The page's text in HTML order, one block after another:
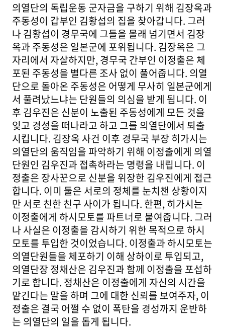
의열단의 독립운동 군자금을 구하기 위해 김장옥과
주동성이 갑부인 김황섭의 집을 찾아갑니다. 그러
나 김황섭이 경무국에 그들을 몰래 넘기면서 김장
옥과 주동성은 일본군에 포위됩니다. 김장옥은 그
자리에서 자살하지만, 경무국 간부인 이정출은 체
포된 주동성을 별다른 조사 없이 풀어줍니다. 의열
단으로 돌아온 주동성은 어떻게 무사히 일본군에게
서 풀려났느냐는 단원들의 의심을 받게 됩니다. 이
후 김우진은 신분이 노출된 주동성에게 모든 것을
잊고 경성을 떠나라고 하고 그를 의열단에서 퇴출
시킵니다. 김장옥 사건 이후 경무국 부장 히가시는
의열단의 움직임을 파악하기 위해 이정출에게 의열
단원인 김우진과 접촉하라는 명령을 내립니다. 이
정출은 장사꾼으로 신분을 위장한 김우진에게 접근
합니다. 이미 둘은 서로의 정체를 눈치챈 상황이지
만 서로 친한 친구 사이가 됩니다. 한편, 히가시는
이정출에게 하시모토를 파트너로 붙여줍니다. 그러
나 사실은 이정출을 감시하기 위한 목적으로 하시
모토를 투입한 것이었습니다. 이정출과 하시모토는
의열단원들을 체포하기 이해 상하이로 투입되고,
의열단장 정채산은 김우진과 함께 이정출을 포섭하
기로 합니다. 정채산은 이정출에게 자신의 시간을
맡긴다는 말을 하며 그에 대한 신뢰를 보여주자, 이
정출은 결국 어쩔 수 없이 폭탄을 경성까지 운반하
는 의열단의 일을 돕게 됩니다.